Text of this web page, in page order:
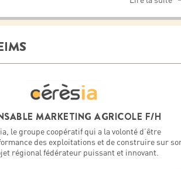
MARKETING AGRICOLE F/H
le groupe coopératif qui a la volonté d’être
des exploitations et de construire sur
régional fédérateur puissant et innovant.